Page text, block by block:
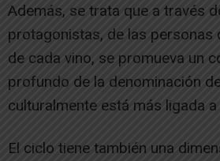
Además, se trata que a través
protagonistas, de las personas
de cada vino, se promueva un
profundo de la denominación
culturalmente está más ligada
El ciclo tiene también una